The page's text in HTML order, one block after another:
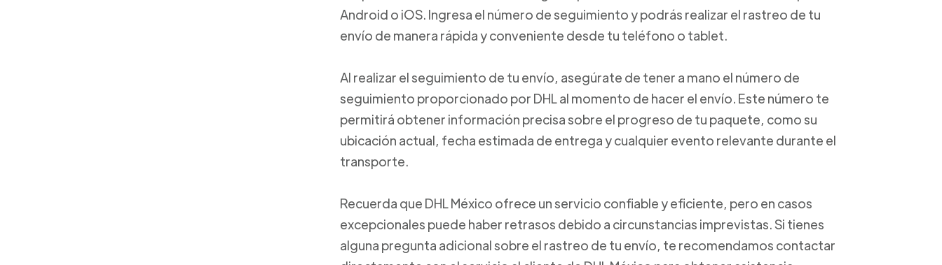
Android o iOS. Ingresa el número de seguimiento y podrás realizar el rastreo de tu
envío de manera rápida y conveniente desde tu teléfono o tablet.
Al realizar el seguimiento de tu envío, asegúrate de tener a mano el número de
seguimiento proporcionado por DHL al momento de hacer el envío. Este número te
permitirá obtener información precisa sobre el progreso de tu paquete, como su
ubicación actual, fecha estimada de entrega y cualquier evento relevante durante el
transporte.
Recuerda que DHL México ofrece un servicio confiable y eficiente, pero en casos
excepcionales puede haber retrasos debido a circunstancias imprevistas. Si tienes
alguna pregunta adicional sobre el rastreo de tu envío, te recomendamos contactar